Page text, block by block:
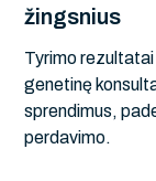
žingsnius
Tyrimo
genetinę
sprendimus,
perdavimo.